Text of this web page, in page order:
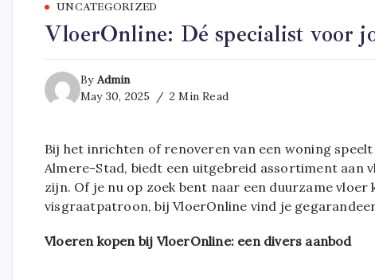
UNCATEGORIZED
VloerOnline: Dé specialist voor
By Admin
May 30, 2025
2 Min Read
Bij het inrichten of renoveren van een woning
Almere-Stad, biedt een uitgebreid assortiment aan
zijn. Of je nu op zoek bent naar een duurzame
visgraatpatroon, bij VloerOnline vind je
Vloeren kopen bij VloerOnline: een divers aanbod